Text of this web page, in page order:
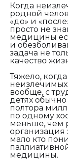
Когда
родной
«до» и
просто не
медицины
и
задача не
качество
Тяжело,
неизлечимых
вообще, с
детях
полтора
по одному
меньше, чем
организация
мало кто
медицины.